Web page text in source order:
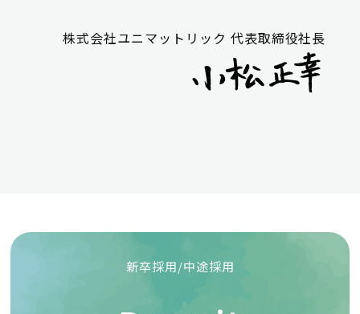
株式会社ユニマットリック 代表取締役社長
新卒採用/中途採用